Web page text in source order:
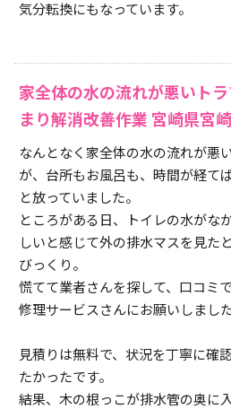
気分転換にもなっています。
家全体の水の流れが悪いト
まり解消改善作業 宮崎県宮
なんとなく家全体の水の流れが悪
が、台所もお風呂も、時間が経て
と放っていました。
ところがある日、トイレの水がな
しいと感じて外の排水マスを見た
びっくり。
慌てて業者さんを探して、口コミ
修理サービスさんにお願いしました
見積りは無料で、状況を丁寧に確
たかったです。
結果、木の根っこが排水管の奥に